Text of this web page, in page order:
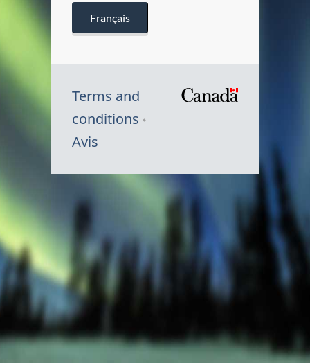
Français
Terms and
conditions
Avis
Canada